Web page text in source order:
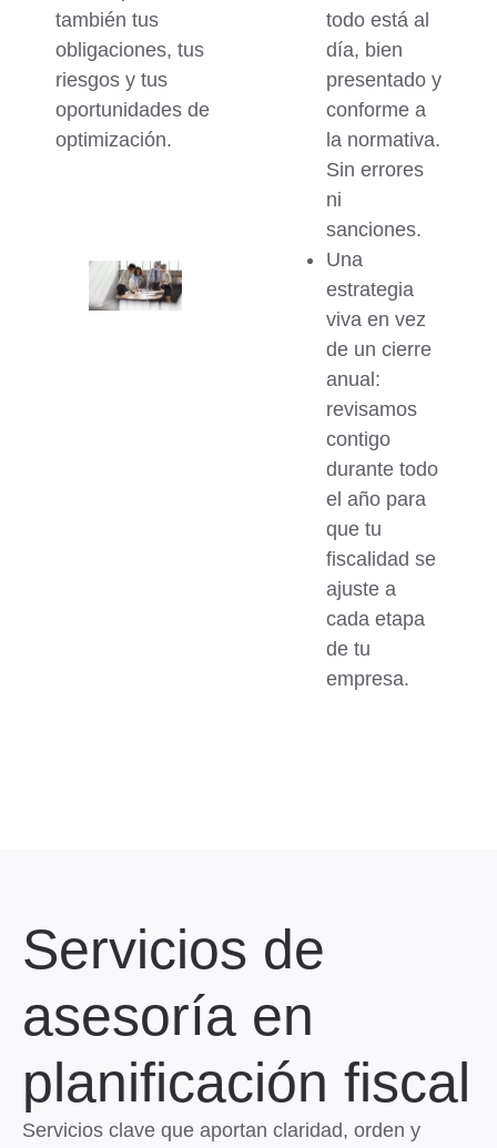
también tus
obligaciones, tus
riesgos y tus
oportunidades de
optimización.
todo está al
día, bien
presentado y
conforme a
la normativa.
Sin errores
ni
sanciones.
Una
estrategia
viva en vez
de un cierre
anual :
revisamos
contigo
durante todo
el año para
que tu
fiscalidad se
ajuste a
cada etapa
de tu
empresa.
Servicios de
asesoría en
planificación fiscal
Servicios clave que aportan claridad, orden y